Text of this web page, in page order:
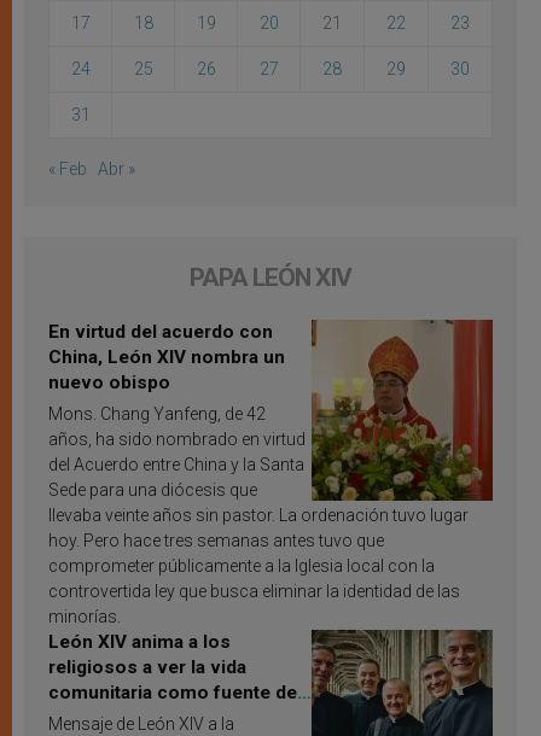
17 18 19 20 21 22 23
24 25 26 27 28 29 30
31
« Feb Abr »
PAPA LEÓN XIV
En virtud del acuerdo con
China, León XIV nombra un
nuevo obispo
Mons. Chang Yanfeng, de 42
años, ha sido nombrado en virtud
del Acuerdo entre China y la Santa
Sede para una diócesis que
llevaba veinte años sin pastor. La ordenación tuvo lugar
hoy. Pero hace tres semanas antes tuvo que
comprometer públicamente a la Iglesia local con la
controvertida ley que busca eliminar la identidad de las
minorías.
León XIV anima a los
religiosos a ver la vida
comunitaria como fuente de
inspiración y santificación
Mensaje de León XIV a la